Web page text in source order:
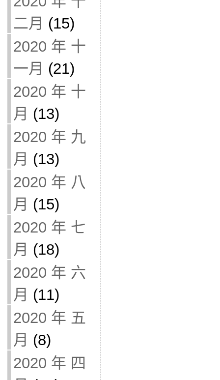
二月 (15)
2020 年 十
一月 (21)
2020 年 十
月 (13)
2020 年 九
月 (13)
2020 年 八
月 (15)
2020 年 七
月 (18)
2020 年 六
月 (11)
2020 年 五
月 (8)
2020 年 四